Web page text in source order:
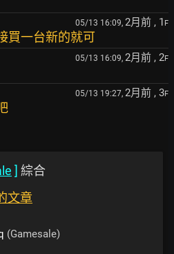
05/13 16:09, 2月前 , 1 F
買一台新的就可
05/13 16:09, 2月前 , 2F
05/13 19:27, 2月前 , 3F
] 綜合
文章
(Gamesale)